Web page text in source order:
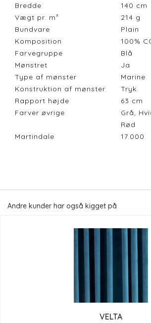
Bredde 140 cm
Vægt pr. m²
214 g
Bundvare
Plain
Komposition
100%
Farvegruppe
Blå
Mønstret
Ja
Type af mønster
Marine
Konstruktion af mønster
Tryk
Rapport højde
63 cm
Farver øvrige
Grå,
Rød
Martindale
17.000
Andre kunder har også kigget på
VELTA